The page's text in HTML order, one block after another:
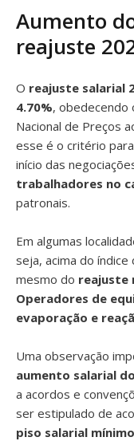
Aumento
reajuste
O reajuste salarial
4.70%, obedecendo
Nacional de Preços
esse é o critério
início das
trabalhadores no
patronais.
Em algumas
seja, acima do índice
mesmo do reajuste
Operadores de
evaporação e
Uma observação
aumento salarial
a acordos e
ser estipulado de
piso salarial